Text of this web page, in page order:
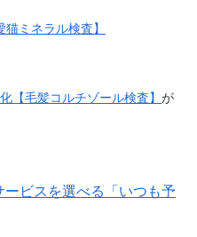
ミネラル検査】
【毛髪コルチゾール検査】 が
ビスを選べる「いつも予